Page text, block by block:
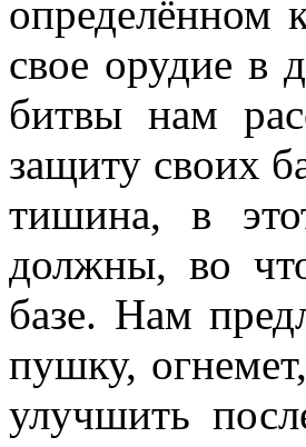
определённом
свое орудие в
битвы нам
защиту своих
тишина, в
должны, во
базе. Нам
пушку,
улучшить